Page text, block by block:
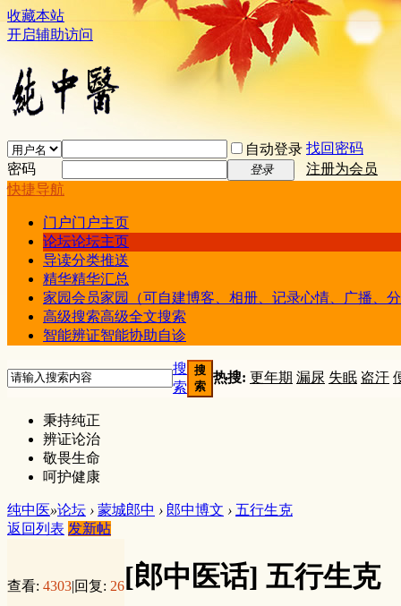
收藏本站
开启辅助访问
自动登录 找回密码
密码
登录
注册为会员
快捷导航
门户门户主页
论坛论坛主页
导读分类推送
精华精华汇总
家园会员家园（可自建博客、相册、记录心情、广播、
高级搜索高级全文搜索
智能辨证智能协助自诊
搜
索
搜
索
热搜: 更年期 漏尿 失眠 盗汗
秉持纯正
辨证论治
敬畏生命
呵护健康
纯中医»论坛 › 蒙城郎中 › 郎中博文 › 五行生克
返回列表 发新帖
查看: 4303|回复: 26[郎中医话] 五行生克